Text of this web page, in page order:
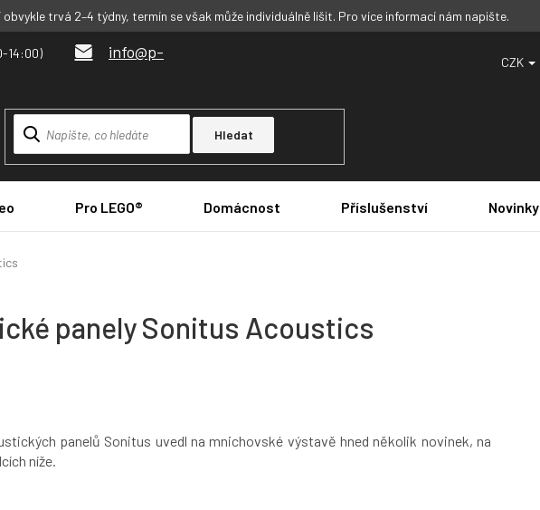
obvykle trvá 2–4 týdny, termín se však může individuálně lišit. Pro více informací nám napište.
info@p-
CZK
Hledat
Pro LEGO® Domácnost Příslušenství Novinky
panely Sonitus Acoustics
panelů Sonitus uvedl na mnichovské výstavě hned několik novinek, na
níže.